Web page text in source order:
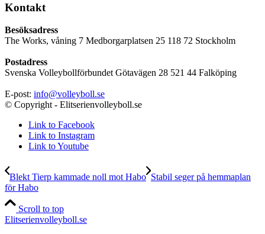
Kontakt
Besöksadress
The Works, våning 7 Medborgarplatsen 25 118 72 Stockholm
Postadress
Svenska Volleybollförbundet Götavägen 28 521 44 Falköping
E-post: info@volleyboll.se
© Copyright - Elitserienvolleyboll.se
Link to Facebook
Link to Instagram
Link to Youtube
Blekt Tierp kammade noll mot Habo Stabil seger på hemmaplan
för Habo
Scroll to top
Elitserienvolleyboll.se